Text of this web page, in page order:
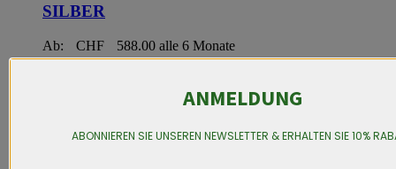
SILBER
Ab: CHF 588.00 alle 6 Monate
ANMELDUNG
ABONNIEREN SIE UNSEREN NEWSLETTER & ERHALTEN SIE 10%